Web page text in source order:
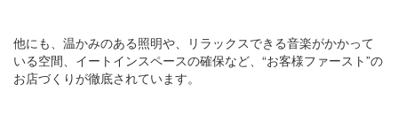
他にも、温かみのある照明や、リラックスできる音楽がかかって
いる空間、イートインスペースの確保など、“お客様ファースト”の
お店づくりが徹底されています。